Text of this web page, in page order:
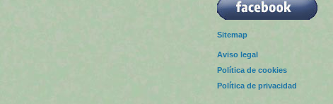
Sitemap
Aviso legal
Política de cookies
Política de privacidad